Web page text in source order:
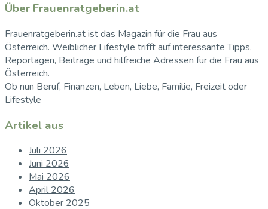
Über Frauenratgeberin.at
Frauenratgeberin.at ist das Magazin für die Frau aus
Österreich. Weiblicher Lifestyle trifft auf interessante Tipps,
Reportagen, Beiträge und hilfreiche Adressen für die Frau aus
Österreich.
Ob nun Beruf, Finanzen, Leben, Liebe, Familie, Freizeit oder
Lifestyle
Artikel aus
Juli 2026
Juni 2026
Mai 2026
April 2026
Oktober 2025